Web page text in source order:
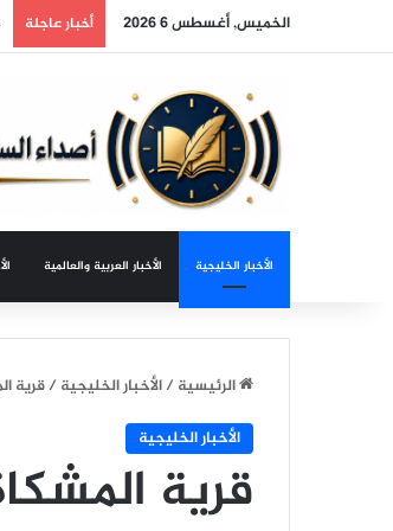
الخميس, أغسطس 6 2026 أخبار عاجلة
الأخبار الخليجية الأخبار العربية والعالمية
الرئيسية/الأخبار الخليجية/قرية المشكاة
الأخبار الخليجية